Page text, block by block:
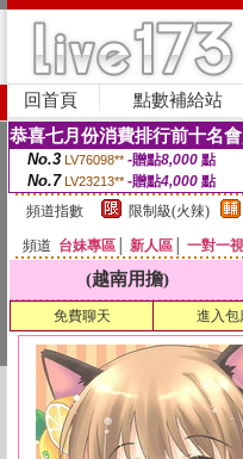
回首頁 點數補給站
恭喜七月份消費排行前十名
No.3 LV76098** -贈點8,000點
No.7 LV23213** -贈點4,000 點
頻道指數
限制級(火辣)
頻道 台妹專區 新人區 一對一
(越南用擔)
免費聊天 進入包